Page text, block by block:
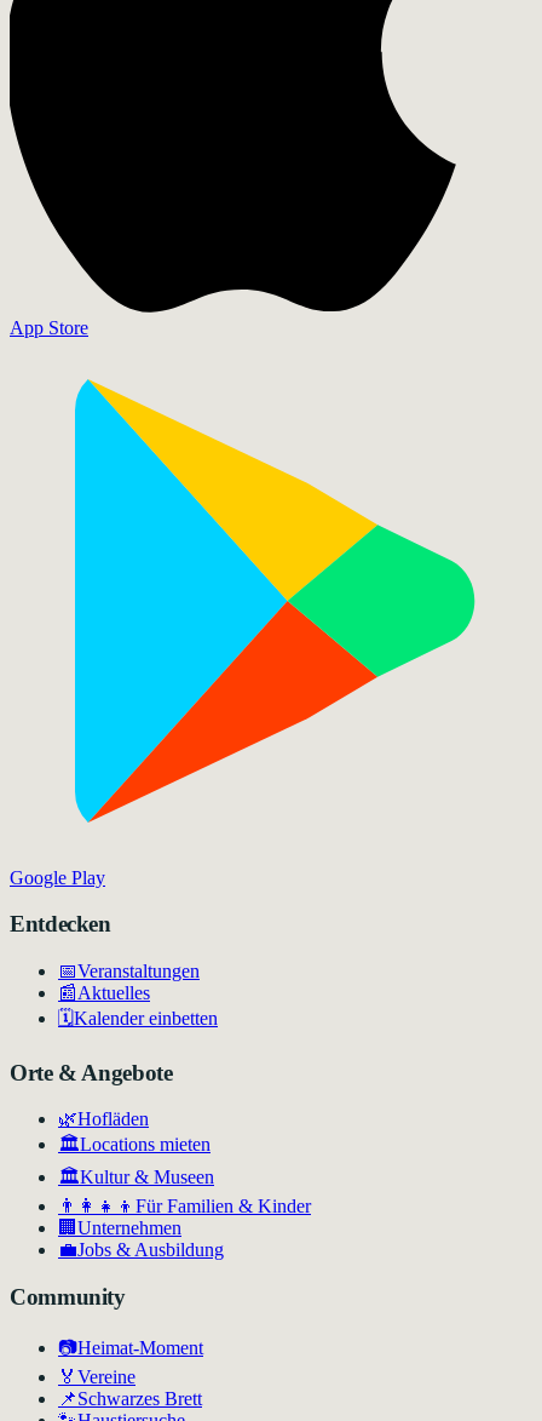
App Store
Google Play
Entdecken
📅Veranstaltungen
📰Aktuelles
🗓️Kalender einbetten
Orte & Angebote
🌿Hofläden
🏛️Locations mieten
🏛Kultur & Museen
👨‍👩‍👧‍👦 Für Familien & Kinder
🏢 Unternehmen
💼Jobs & Ausbildung
Community
📷Heimat-Moment
🏅 Vereine
📌Schwarzes Brett